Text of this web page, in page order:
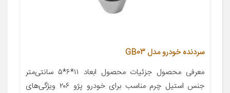
سردنده خودرو مدل GB03
معرفی محصول جزئیات محصول ابعاد ۱۱*۶*۵ سانتی‌متر
جنس استیل چرم مناسب برای خودرو پژو ۲۰۶ ویژگی‌های